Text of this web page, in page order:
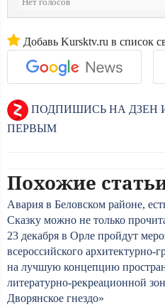
Нет голосов
Добавь Kursktv.ru в список
ПОДПИШИСЬ НА ДЗЕН
ПЕРВЫМ
Похожие
Авария в Беловском районе,
Сказку можно не только
23 декабря в Орле пройдут
всероссийского архитектурно-
на лучшую концепцию
литературно-рекреационной
Дворянское гнездо»